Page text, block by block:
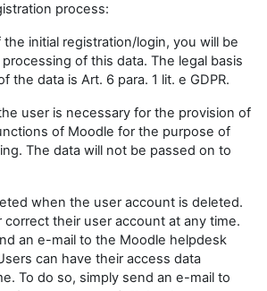
process:
initial registration/login, you will be
of this data. The legal basis
the data is Art. 6 para. 1 lit. e GDPR.
user is necessary for the provision of
of Moodle for the purpose of
The data will not be passed on to
when the user account is deleted.
correct their user account at any time.
an e-mail to the Moodle helpdesk
can have their access data
To do so, simply send an e-mail to